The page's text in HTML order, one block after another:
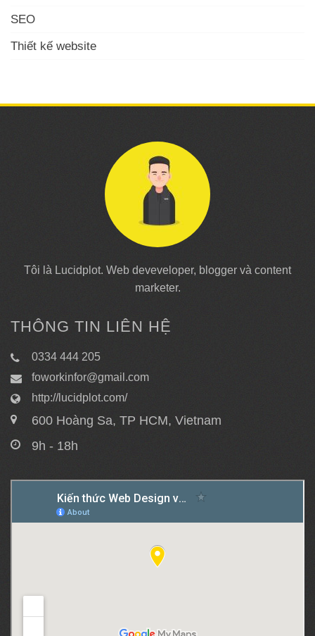
SEO
Thiết kế website
Tôi là Lucidplot. Web deveveloper, blogger và content
marketer.
THÔNG TIN LIÊN HỆ
0334 444 205
foworkinfor@gmail.com
http://lucidplot.com/
600 Hoàng Sa, TP HCM, Vietnam
9h - 18h